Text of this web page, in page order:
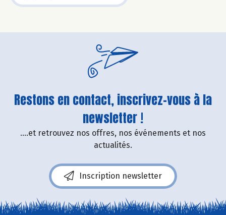
Restons en contact, inscrivez-vous à la
newsletter !
....et retrouvez nos offres, nos événements et nos
actualités.
Inscription newsletter